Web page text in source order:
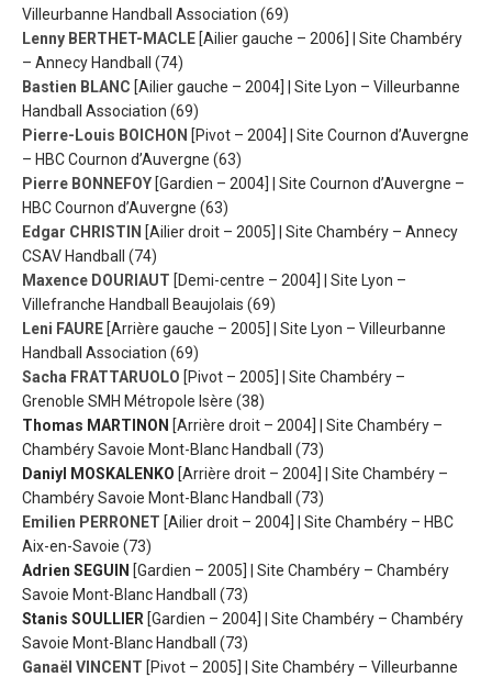
Villeurbanne Handball Association (69)
Lenny BERTHET-MACLE [Ailier gauche – 2006] | Site Chambéry
– Annecy Handball (74)
Bastien BLANC [Ailier gauche – 2004] | Site Lyon – Villeurbanne
Handball Association (69)
Pierre-Louis BOICHON [Pivot – 2004] | Site Cournon d’Auvergne
– HBC Cournon d’Auvergne (63)
Pierre BONNEFOY [Gardien – 2004] | Site Cournon d’Auvergne –
HBC Cournon d’Auvergne (63)
Edgar CHRISTIN [Ailier droit – 2005] | Site Chambéry – Annecy
CSAV Handball (74)
Maxence DOURIAUT [Demi-centre – 2004] | Site Lyon –
Villefranche Handball Beaujolais (69)
Leni FAURE [Arrière gauche – 2005] | Site Lyon – Villeurbanne
Handball Association (69)
Sacha FRATTARUOLO [Pivot – 2005] | Site Chambéry –
Grenoble SMH Métropole Isère (38)
Thomas MARTINON [Arrière droit – 2004] | Site Chambéry –
Chambéry Savoie Mont-Blanc Handball (73)
Daniyl MOSKALENKO [Arrière droit – 2004] | Site Chambéry –
Chambéry Savoie Mont-Blanc Handball (73)
Emilien PERRONET [Ailier droit – 2004] | Site Chambéry – HBC
Aix-en-Savoie (73)
Adrien SEGUIN [Gardien – 2005] | Site Chambéry – Chambéry
Savoie Mont-Blanc Handball (73)
Stanis SOULLIER [Gardien – 2004] | Site Chambéry – Chambéry
Savoie Mont-Blanc Handball (73)
Ganaël VINCENT [Pivot – 2005] | Site Chambéry – Villeurbanne